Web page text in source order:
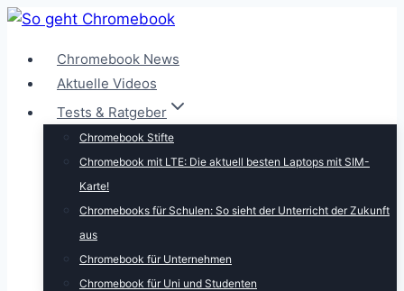
Zum
springenChromebook News
Aktuelle Videos
Tests & Ratgeber
Chromebook Stifte
Chromebook mit LTE: Die aktuell besten Laptops mit SIM-
Karte!
Chromebooks für Schulen: So sieht der Unterricht der Zukunft
aus
Chromebook für Unternehmen
Chromebook für Uni und Studenten